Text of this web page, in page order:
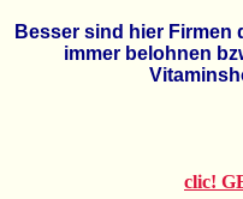
Besser sind hier Firmen
immer belohnen
clic!